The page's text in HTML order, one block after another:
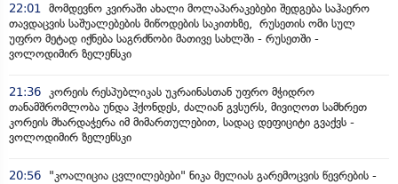
22:01
მომდევნო კვირაში ახალი მოლაპარაკებები შედგება საჰაერო
თავდაცვის საშუალებების მიწოდების საკითხზე, რუსეთის ომი სულ
უფრო მეტად იქნება საგრძნობი მათივე სახლში - რუსეთში -
ვოლოდიმირ ზელენსკი
21:36
კორეის რესპუბლიკას უკრაინასთან უფრო მჭიდრო
თანამშრომლობა უნდა ჰქონდეს, ძალიან გვსურს, მივიღოთ სამხრეთ
კორეის მხარდაჭერა იმ მიმართულებით, სადაც დეფიციტი გვაქვს -
ვოლოდიმირ ზელენსკი
20:56
"კოალიცია ცვლილებები" ნიკა მელიას გარემოცვის წევრების -